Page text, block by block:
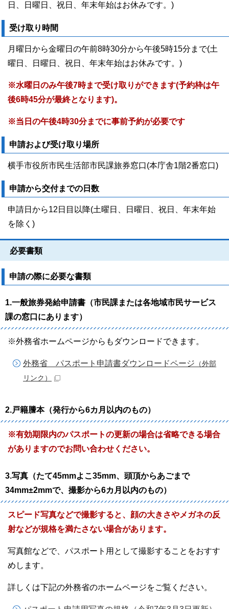
日、日曜日、祝日、年末年始はお休みです。)
受け取り時間
月曜日から金曜日の午前8時30分から午後5時15分まで(土
曜日、日曜日、祝日、年末年始はお休みです。)
※水曜日のみ午後7時まで受け取りができます(予約枠は午
後6時45分が最終となります)。
※当日の午後4時30分までに事前予約が必要です
申請および受け取り場所
横手市役所市民生活部市民課旅券窓口(本庁舎1階2番窓口)
申請から交付までの日数
申請日から12日目以降(土曜日、日曜日、祝日、年末年始
を除く)
必要書類
申請の際に必要な書類
1.一般旅券発給申請書（市民課または各地域市民サービス
課の窓口にあります）
※外務省ホームページからもダウンロードできます。
外務省 パスポート申請書ダウンロードページ （外部
リンク）
2.戸籍謄本（発行から6カ月以内のもの）
※有効期限内のパスポートの更新の場合は省略できる場合
がありますのでお問い合わせください。
3.写真（たて45mmよこ35mm、頭頂からあごまで
34mm±2mmで、撮影から6カ月以内のもの）
スピード写真などで撮影すると、顔の大きさやメガネの反
射などが規格を満たさない場合があります。
写真館などで、パスポート用として撮影することをおすす
めします。
詳しくは下記の外務省のホームページをご覧ください。